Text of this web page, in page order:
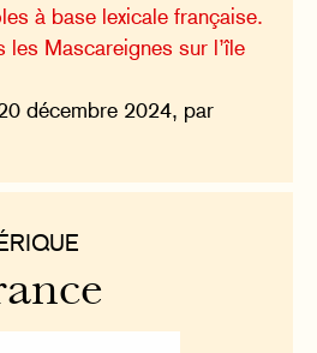
à base lexicale française.
les Mascareignes sur l’île
décembre 2024, par